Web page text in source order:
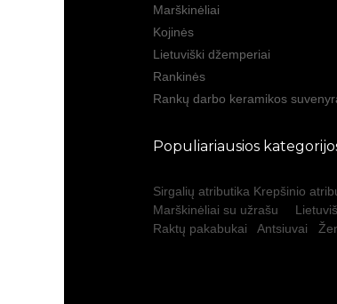
Marškinėliai
Kojinės
Lietuviški džemperiai
Rankinės
Rankų darbo keramikos
Populiariausios
Sirgalių atributika Krepšinio
Marškinėliai su užrašu
Raktų pakabukai
Antsiuvai